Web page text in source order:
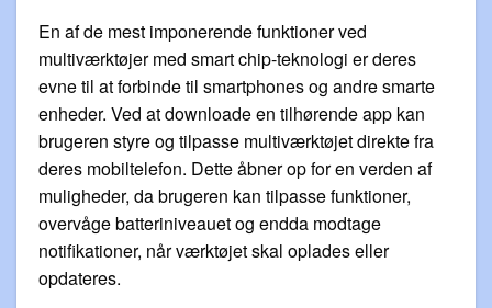
En af de mest imponerende funktioner ved
multiværktøjer med smart chip-teknologi er deres
evne til at forbinde til smartphones og andre smarte
enheder. Ved at downloade en tilhørende app kan
brugeren styre og tilpasse multiværktøjet direkte fra
deres mobiltelefon. Dette åbner op for en verden af
muligheder, da brugeren kan tilpasse funktioner,
overvåge batteriniveauet og endda modtage
notifikationer, når værktøjet skal oplades eller
opdateres.